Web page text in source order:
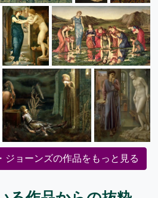
ジョーンズの作品をもっと見る